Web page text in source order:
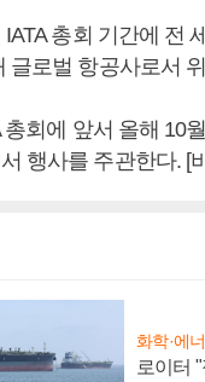
총회 기간에 전
글로벌 항공사로서
총회에 앞서 올해 10
행사를 주관한다. [
화학·에
로이터